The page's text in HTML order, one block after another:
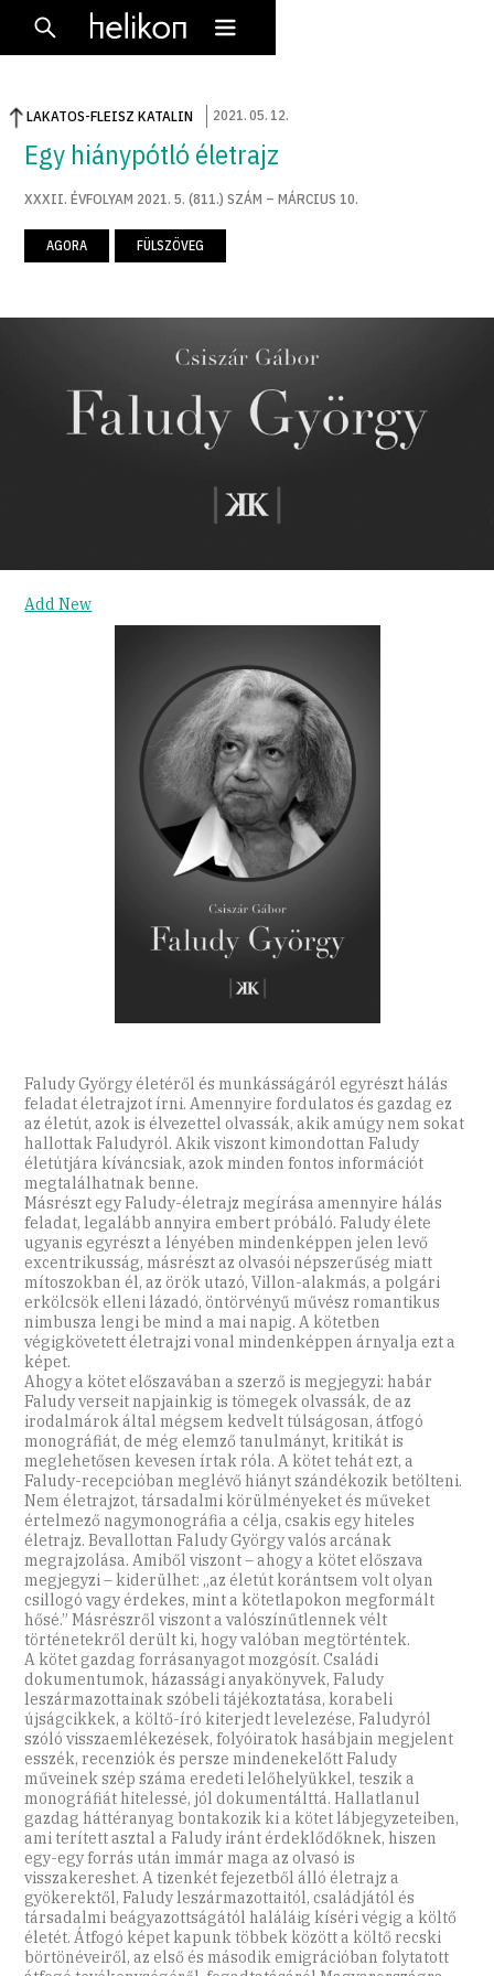
LAKATOS-FLEISZ KATALIN 2021.05. 12.
Egy hiánypótló életrajz
XXXII. ÉVFOLYAM 2021. 5. (811.) SZÁM – MÁRCIUS 10.
AGORA FÜLSZÖVEG
Add New
Faludy György életéről és munkásságáról egyrészt hálás
feladat életrajzot írni. Amennyire fordulatos és gazdag ez
az életút, azok is élvezettel olvassák, akik amúgy nem sokat
hallottak Faludyról. Akik viszont kimondottan Faludy
életútjára kíváncsiak, azok minden fontos információt
megtalálhatnak benne.
Másrészt egy Faludy-életrajz megírása amennyire hálás
feladat, legalább annyira embert próbáló. Faludy élete
ugyanis egyrészt a lényében mindenképpen jelen levő
excentrikusság, másrészt az olvasói népszerűség miatt
mítoszokban él, az örök utazó, Villon-alakmás, a polgári
erkölcsök elleni lázadó, öntörvényű művész romantikus
nimbusza lengi be mind a mai napig. A kötetben
végigkövetett életrajzi vonal mindenképpen árnyalja ezt a
képet.
Ahogy a kötet előszavában a szerző is megjegyzi: habár
Faludy verseit napjainkig is tömegek olvassák, de az
irodalmárok által mégsem kedvelt túlságosan, átfogó
monográfiát, de még elemző tanulmányt, kritikát is
meglehetősen kevesen írtak róla. A kötet tehát ezt, a
Faludy-recepcióban meglévő hiányt szándékozik betölteni.
Nem életrajzot, társadalmi körülményeket és műveket
értelmező nagymonográfia a célja, csakis egy hiteles
életrajz. Bevallottan Faludy György valós arcának
megrajzolása. Amiből viszont – ahogy a kötet előszava
megjegyzi – kiderülhet: „az életút korántsem volt olyan
csillogó vagy érdekes, mint a kötetlapokon megformált
hősé.” Másrészről viszont a valószínűtlennek vélt
történetekről derült ki, hogy valóban megtörténtek.
A kötet gazdag forrásanyagot mozgósít. Családi
dokumentumok, házassági anyakönyvek, Faludy
leszármazottainak szóbeli tájékoztatása, korabeli
újságcikkek, a költő-író kiterjedt levelezése, Faludyról
szóló visszaemlékezések, folyóiratok hasábjain megjelent
esszék, recenziók és persze mindenekelőtt Faludy
műveinek szép száma eredeti lelőhelyükkel, teszik a
monográfiát hitelessé, jól dokumentálttá. Hallatlanul
gazdag háttéranyag bontakozik ki a kötet lábjegyzeteiben,
ami terített asztal a Faludy iránt érdeklődőknek, hiszen
egy-egy forrás után immár maga az olvasó is
visszakereshet. A tizenkét fejezetből álló életrajz a
gyökerektől, Faludy leszármazottaitól, családjától és
társadalmi beágyazottságától haláláig kíséri végig a költő
életét. Átfogó képet kapunk többek között a költő recski
börtönéveiről, az első és második emigrációban folytatott